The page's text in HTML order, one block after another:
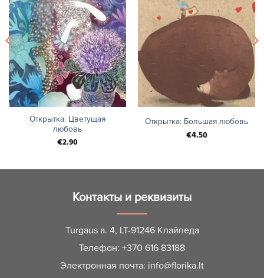
Открытка: Цветущая
любовь
€2.90
Открытка: Большая любовь
€4.50
Контакты и реквизиты
Turgaus a. 4, LT-91246 Клайпеда
Телефон: +370 616 83188
Электронная почта: info@florika.lt